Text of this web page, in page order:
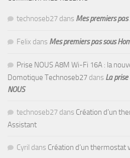
technoseb27 dans Mes premiers
Felix dans Mes premiers pas sous
Prise NOUS A8M Wi-Fi 16A : la
Domotique Technoseb27 dans La
NOUS
technoseb27 dans Création d’un
Assistant
Cyril dans Création d’un